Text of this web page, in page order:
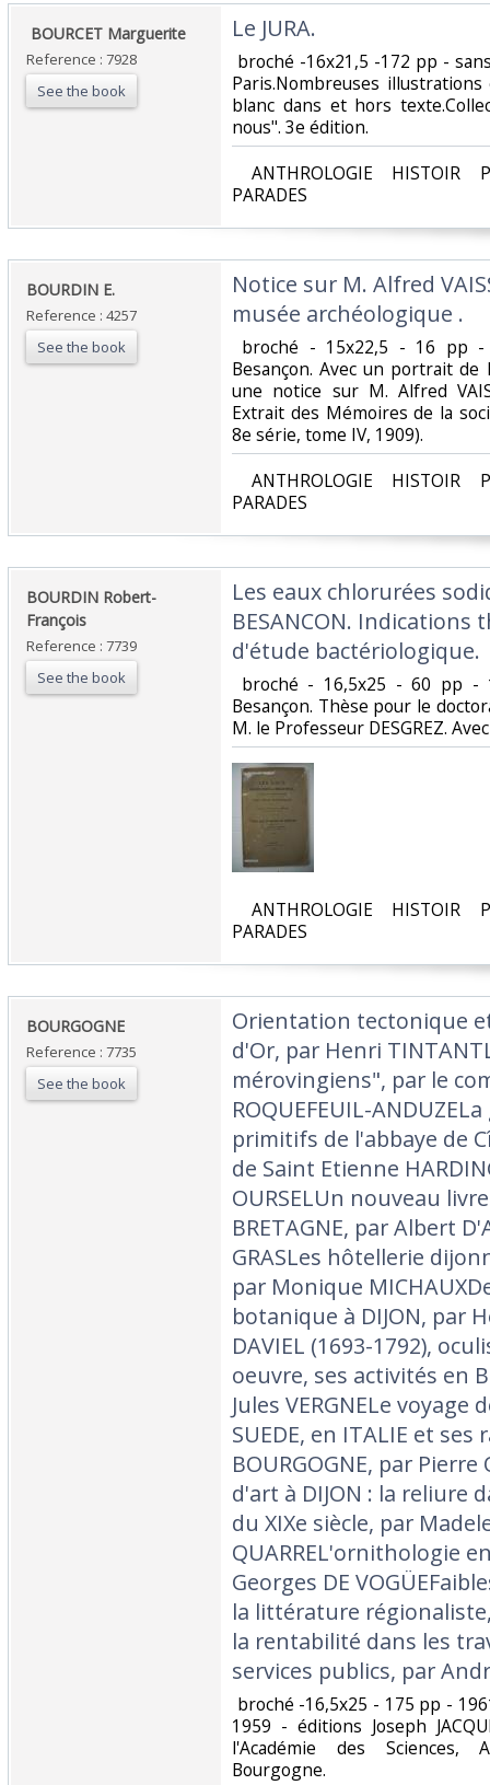
‎ BOURCET Marguerite‎
Reference : 7928
See the book
‎Le JURA. ‎
broché -16x21,5 -172 pp -
Paris.Nombreuses
blanc dans et hors
nous". 3e édition.‎
ANTHROLOGIE HISTOIR
PARADES‎
‎BOURDIN E.‎
Reference : 4257
See the book
‎Notice sur M. Alfred
musée archéologique .‎
broché - 15x22,5 - 16 pp -
Besançon. Avec un portrait de
une notice sur M. Alfred
Extrait des Mémoires de la
8e série, tome IV, 1909).‎
ANTHROLOGIE HISTOIR
PARADES‎
‎BOURDIN Robert-
François‎
Reference : 7739
See the book
‎Les eaux chlorurées
BESANCON. Indications
d'étude bactériologique. ‎
broché - 16,5x25 - 60 pp -
Besançon. Thèse pour le
M. le Professeur DESGREZ.
ANTHROLOGIE HISTOIR
PARADES‎
‎BOURGOGNE‎
Reference : 7735
See the book
‎Orientation tectonique
d'Or, par Henri
mérovingiens", par le
ROQUEFEUIL-
primitifs de l'abbaye de
de Saint Etienne
OURSELUn nouveau
BRETAGNE, par Albert
GRASLes hôtellerie
par Monique
botanique à DIJON, par
DAVIEL (1693-1792),
oeuvre, ses activités en
Jules VERGNELe voyage
SUEDE, en ITALIE et ses
BOURGOGNE, par
d'art à DIJON : la reliure
du XIXe siècle, par
QUARREL'ornithologie
Georges DE
la littérature
la rentabilité dans les
services publics, par
broché -16,5x25 - 175 pp -
1959 - éditions Joseph
l'Académie des
Bourgogne. ‎